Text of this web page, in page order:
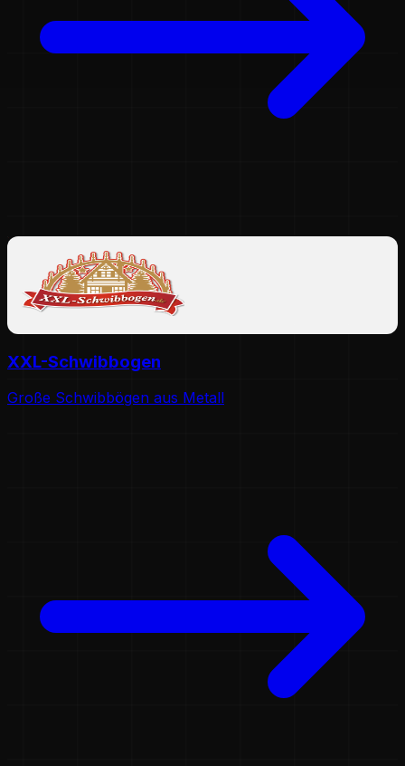
XXL-Schwibbogen
Große Schwibbögen aus Metall